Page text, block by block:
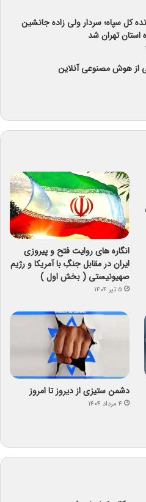
کل سپاه؛ سردار ولی زاده جانشین
استان تهران شد
از هوش مصنوعی آنلاین
انگاره های روایت فتح و پیروزی
ایران در مقابل جنگِ با آمریکا و رژیم
صهیونیستی ( بخش اول )
۵ تیر ۱۴۰۴
دشمن ستیزی از دیروز تا امروز
۴ مرداد ۱۴۰۴